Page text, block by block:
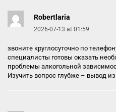
Robertlaria
2026-07-13 at 01:59
звоните круглосуточно по
специалисты готовы оказать
проблемы алкогольной
Изучить вопрос глубже – вывод из